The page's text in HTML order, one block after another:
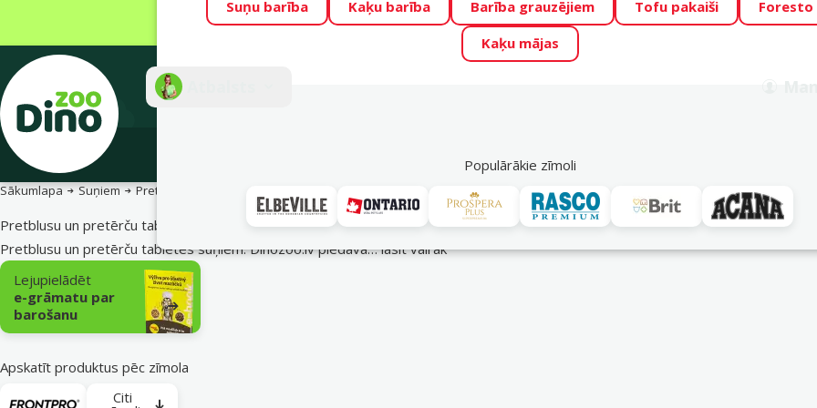
Visu mēnesi Dino Zoo piedāvā lieliskas cenas mīluļu TOP barībām! 🍖 →
Fotokonkurss “GADA ŪSAIŅI”! Varbūt tieši Tavs mīlulis būs 2027. gada
Suņu barība Kaķu barība Barība grauzējiem Tofu pakaiši
Foresto
Kaķu mājas
Populārākie zīmoli
Akciju piedāvājumi
Sākumlapa Suņiem Pretparazītu līdzekļi suņiem Pretblusu un pretērču tabletes suņiem
Pretblusu un pretērču tabletes suņiem
Pretblusu un pretērču tabletes suņiem. Dinozoo.lv piedāvā…lasīt vairāk
Apakškategorija
Lejupielādēt
e-grāmatu par
barošanu
Apskatīt produktus pēc zīmola
Citi